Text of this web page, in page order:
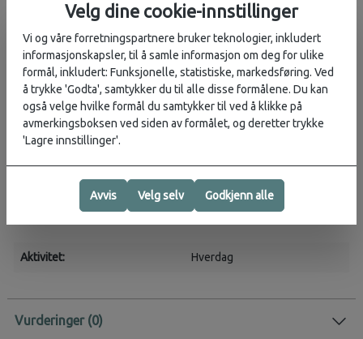
Lite. Perfekt til både elv, sjø og sommer, og har vært en KAVU-
favoritt i over ti år – av god grunn.
Detaljer:
– Normal passform
– Elastisk linning med gummiert trykknapp og glidelås
– Innebygd ¾" nylonbelte med YKK-spenne
– Forsterket front og drenerende halvmånelommer
– Innvendig lomme for lommebok
– Mesh i lommene og kile for bevegelsesfrihet
– Dobbeltsydde sømmer for ekstra holdbarhet
100 % nylon ottoman (4 oz), hurtigtørkende
Benlengde (inseam):10"
Aktivitet: Hverdag
Vurderinger
Velg dine cookie-innstillinger
Vi og våre forretningspartnere bruker teknologier, inkludert
informasjonskapsler, til å samle informasjon om deg for ulike
formål, inkludert: Funksjonelle, statistiske, markedsføring. Ved
å trykke 'Godta', samtykker du til alle disse formålene. Du kan
også velge hvilke formål du samtykker til ved å klikke på
avmerkingsboksen ved siden av formålet, og deretter trykke
'Lagre innstillinger'.
Avvis Velg selv Godkjenn alle